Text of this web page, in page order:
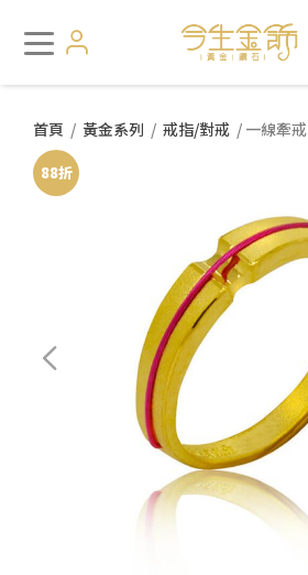
首頁 / 黃金系列 / 戒指/對戒 / 一線牽戒
88折